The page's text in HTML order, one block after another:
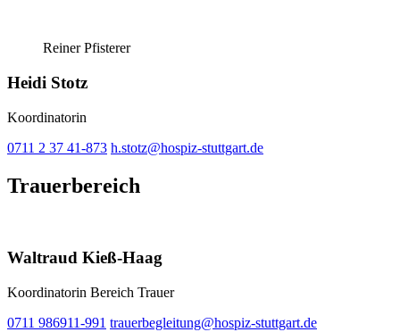
Reiner Pfisterer
Heidi Stotz
Koordinatorin
0711 2 37 41-873 h.stotz@hospiz-stuttgart.de
Trauerbereich
Waltraud Kieß-Haag
Koordinatorin Bereich Trauer
0711 986911-991 trauerbegleitung@hospiz-stuttgart.de